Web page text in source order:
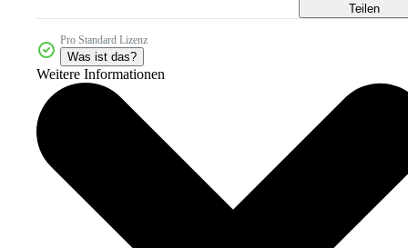
Teilen
Pro Standard Lizenz
Was ist das?
Weitere Informationen